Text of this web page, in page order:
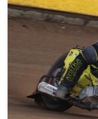
Sezon ligowy w Polsce
kluby weszły w fazę
dopinania kwestii
będą musiały spełnić
Sportu Żużlowego. W